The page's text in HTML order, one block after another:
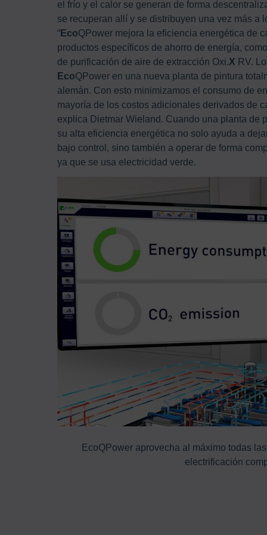
el frío y el calor se generan de forma
se recuperan allí y se distribuyen una vez más a
“EcoQPower mejora la eficiencia energética de
productos específicos de ahorro de energía,
de purificación de aire de extracción Oxi.X RV.
EcoQPower en una nueva planta de pintura
alemán. Con esto minimizamos el consumo de
mayoría de los costos adicionales derivados de
explica Dietmar Wieland. Cuando una planta de
su alta eficiencia energética no solo ayuda a
bajo control, sino también a operar de forma
ya que se usa electricidad verde.
EcoQPower aprovecha al máximo todas
electrificación